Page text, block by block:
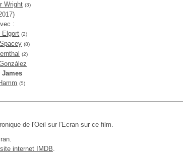
Wright (3)
:
Elgort (2)
(8)
(2)
James
(5)
de l'Oeil sur l'Ecran sur ce film.
site internet IMDB.